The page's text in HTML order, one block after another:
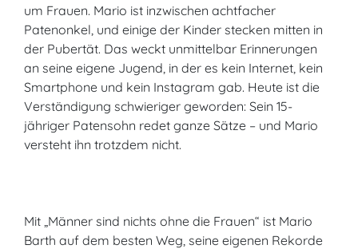
um Frauen. Mario ist inzwischen achtfacher
Patenonkel, und einige der Kinder stecken mitten in
der Pubertät. Das weckt unmittelbar Erinnerungen
an seine eigene Jugend, in der es kein Internet, kein
Smartphone und kein Instagram gab. Heute ist die
Verständigung schwieriger geworden: Sein 15-
jähriger Patensohn redet ganze Sätze – und Mario
versteht ihn trotzdem nicht.
Mit „Männer sind nichts ohne die Frauen“ ist Mario
Barth auf dem besten Weg, seine eigenen Rekorde